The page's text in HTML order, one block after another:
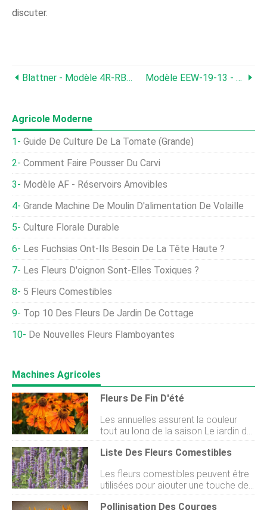
discuter.
Blattner - Modèle 4R-RBFC - 8 Mangeoires Pour Bovins Modèle EEW-19-13 - Remorques Echo
Agricole Moderne
Guide De Culture De La Tomate (grande)
Comment Faire Pousser Du Carvi
Modèle AF - Réservoirs Amovibles
Grande Machine De Moulin D'alimentation De Volaille
Culture Florale Durable
Les Fuchsias Ont-Ils Besoin De La Tête Haute ?
Les Fleurs D'oignon Sont-Elles Toxiques ?
5 Fleurs Comestibles
Top 10 Des Fleurs De Jardin De Cottage
De Nouvelles Fleurs Flamboyantes
Machines Agricoles
Fleurs De Fin D'été
Les annuelles assurent la couleur
tout au long de la saison Le jardin de
vivaces par excellence. Il nest pas
difficile de se remémorer cette
anglaise classique, avec des iris, des
lupins et des coquelicots, qui
continue de fleurir jusquà lautomne,
Liste Des Fleurs Comestibles
Les fleurs comestibles peuvent être
utilisées pour ajouter une touche de
couleur à toutes sortes daliments,
Pollinisation Des Courges